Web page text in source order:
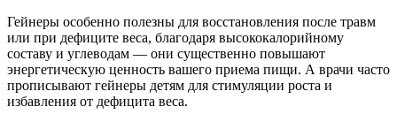
Гейнеры особенно полезны для восстановления после травм
или при дефиците веса, благодаря высококалорийному
составу и углеводам — они существенно повышают
энергетическую ценность вашего приема пищи. А врачи часто
прописывают гейнеры детям для стимуляции роста и
избавления от дефицита веса.